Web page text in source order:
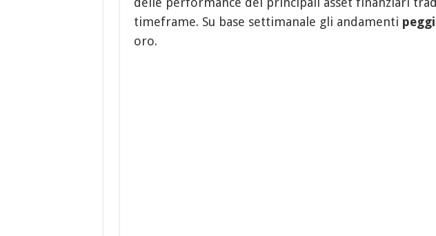
timeframe. Su base settimanale gli andamenti
oro.